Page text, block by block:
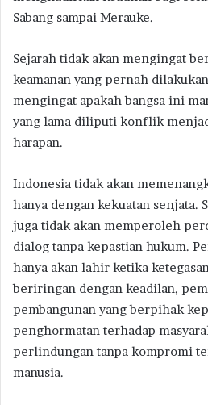
Sabang sampai Merauke.
Sejarah tidak akan mengingat
keamanan yang pernah
mengingat apakah bangsa ini
yang lama diliputi konflik
harapan.
Indonesia tidak akan
hanya dengan kekuatan senjata.
juga tidak akan memperoleh
dialog tanpa kepastian hukum.
hanya akan lahir ketika
beriringan dengan keadilan,
pembangunan yang berpihak
penghormatan terhadap
perlindungan tanpa kompromi
manusia.